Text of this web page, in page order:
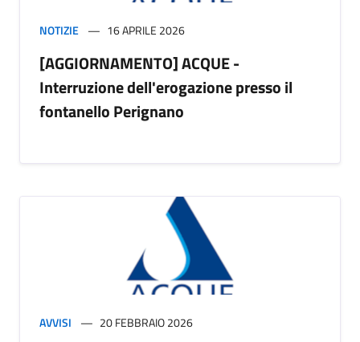
NOTIZIE 16 APRILE 2026
[AGGIORNAMENTO] ACQUE -
Interruzione dell'erogazione presso il
fontanello Perignano
AVVISI 20 FEBBRAIO 2026